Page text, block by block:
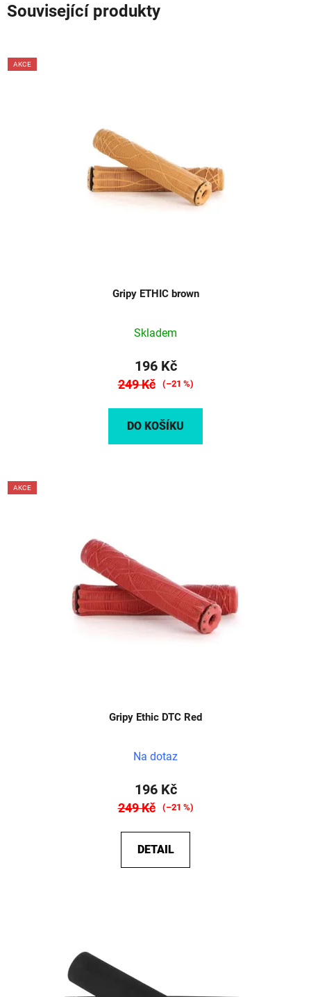
Související produkty
AKCE
Gripy ETHIC brown
Skladem
196 Kč
249 Kč (–21 %)
DO KOŠÍKU
AKCE
Gripy Ethic DTC Red
Na dotaz
196 Kč
249 Kč (–21 %)
DETAIL